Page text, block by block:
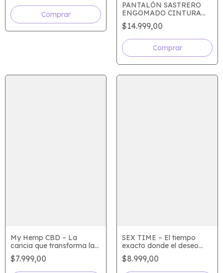
PANTALÓN SASTRERO
ENGOMADO CINTURA
DE AVISPA
$14.999,00
My Hemp CBD – La
caricia que transforma la
piel en deseo
$7.999,00
SEX TIME – El tiempo
exacto donde el deseo
sucede
$8.999,00